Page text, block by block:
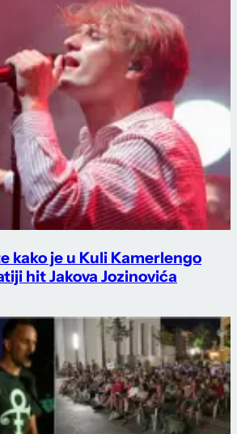
kako je u Kuli Kamerlengo
hit Jakova Jozinovića